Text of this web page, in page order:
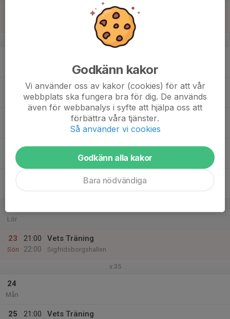
v.34
21:00
22:00
Vets Träning
Sigfridsborgshallen
Tor
20:45
Vets Träning
Sigfridsborgshallen
Lör
23
Sön
21:00
22:00
Vets Träning
Sigfridsborgshallen
v.35
24
Mån
25
21:00
Vets Träning
Godkänn kakor
Vi använder oss av kakor (cookies) för att vår
webbplats ska fungera bra för dig. De används
även för webbanalys i syfte att hjälpa oss att
förbättra våra tjänster.
Så använder vi cookies
Godkänn alla kakor
Bara nödvändiga